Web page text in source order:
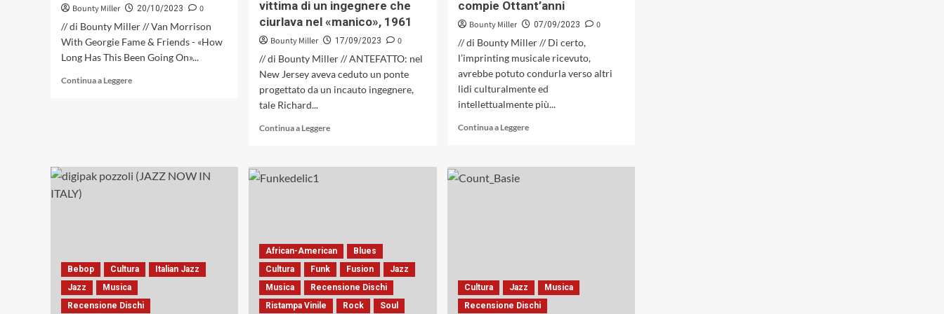
/
Springtime
Bounty Miller 20/10/2023
0
// di Bounty Miller // Van Morrison
With Georgie Fame & Friends - «How
Long Has This Been Going On»...
Continua a LeggereLeggi
jazz
come
vittima di un ingegnere che
ciurlava nel «manico», 1961
Bounty Miller 17/09/2023
0
// di Bounty Miller // ANTEFATTO: nel
New Jersey aveva ceduto un ponte
progettato da un incauto ingegnere,
tale Richard...
Continua a LeggereLeggi
su
nel
«mantice»,
vittima
di
un
compie Ottant’anni
Bounty Miller 07/09/2023
0
// di Bounty Miller // Di certo,
l’imprinting musicale ricevuto,
avrebbe potuto condurla verso altri
lidi culturalmente ed
intellettualmente più...
Continua a LeggereLeggi
su
solo,
compie
Ottant’anni
Bebop Cultura
Italian Jazz
Jazz
Musica
Recensione Dischi
African-American
Blues
Cultura
Funk Fusion
Jazz
Musica
Recensione Dischi
Ristampa Vinile
Rock Soul
Cultura Jazz
Musica
Recensione Dischi